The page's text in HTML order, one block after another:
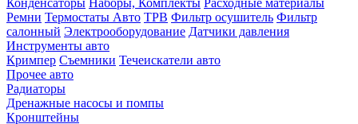
Конденсаторы Наборы, Комплекты Расходные материалы
Ремни Термостаты Авто ТРВ Фильтр осушитель Фильтр
салонный Электрооборудование Датчики давления
Инструменты авто
Кримпер Съемники Течеискатели авто
Прочее авто
Радиаторы
Дренажные насосы и помпы
Кронштейны